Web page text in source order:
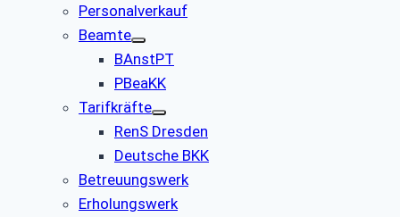
Personalverkauf
Beamte
BAnstPT
PBeaKK
Tarifkräfte
RenS Dresden
Deutsche BKK
Betreuungswerk
Erholungswerk